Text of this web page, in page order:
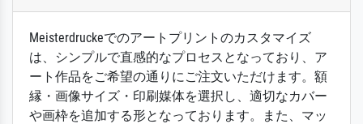
Meisterdruckeでのアートプリントのカスタマイズ
は、シンプルで直感的なプロセスとなっており、ア
ート作品をご希望の通りにご注文いただけます。額
縁・画像サイズ・印刷媒体を選択し、適切なカバー
や画枠を追加する形となっております。また、マッ